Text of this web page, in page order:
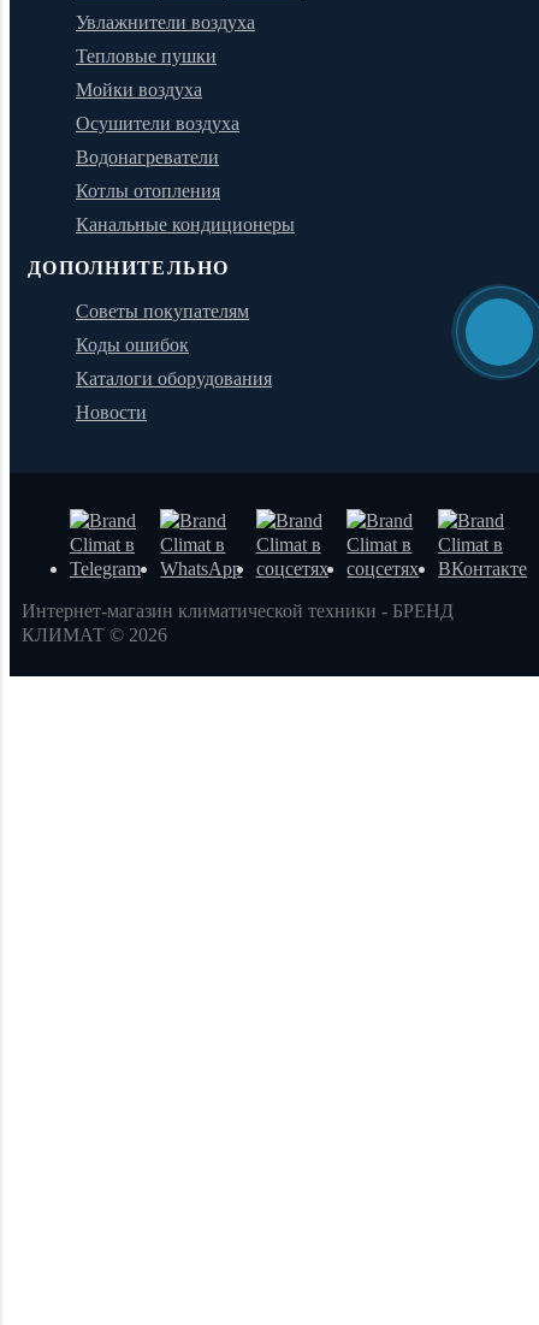
Увлажнители воздуха
Тепловые пушки
Мойки воздуха
Осушители воздуха
Водонагреватели
Котлы отопления
Канальные кондиционеры
ДОПОЛНИТЕЛЬНО
Советы покупателям
Коды ошибок
Каталоги оборудования
Новости
Интернет-магазин климатической техники - БРЕНД
КЛИМАТ © 2026